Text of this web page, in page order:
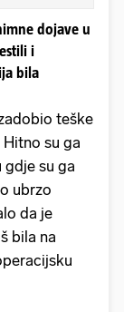
dojave u
i
bila
teške
su ga
gdje su ga
ubrzo
da je
bila na